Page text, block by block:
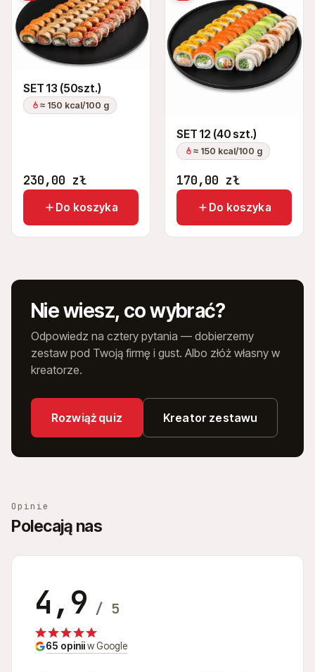
SET 13 (50szt.)
≈ 150 kcal/100 g
230,00 zł
Do koszyka
SET 12 (40 szt.)
≈ 150 kcal/100 g
170,00 zł
Do koszyka
Nie wiesz, co wybrać?
Odpowiedz na cztery pytania — dobierzemy
zestaw pod Twoją firmę i gust. Albo złóż własny w
kreatorze.
Rozwiąż quiz Kreator zestawu
Opinie
Polecają nas
4,9 / 5
65 opiniiw Google